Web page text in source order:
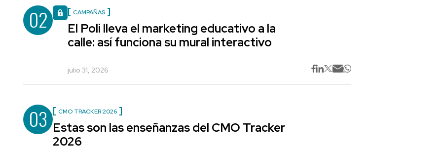
02 CAMPAÑAS
El Poli lleva el marketing educativo a la
calle: así funciona su mural interactivo
julio 31, 2026
03 CMO TRACKER 2026
Estas son las enseñanzas del CMO Tracker
2026